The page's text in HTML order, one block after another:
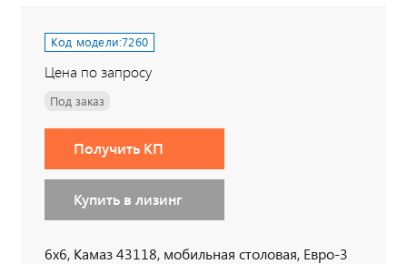
Код модели:7260
Цена по запросу
Под заказ
Получить КП
Купить в лизинг
6х6, Камаз 43118, мобильная столовая, Евро-3